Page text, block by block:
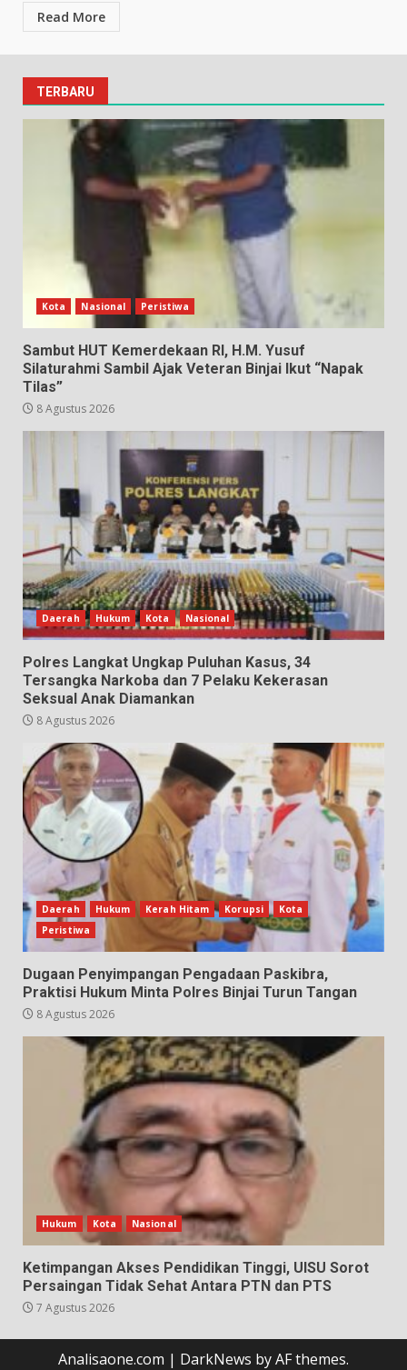
Read More
TERBARU
Kota Nasional Peristiwa
Sambut HUT Kemerdekaan RI, H.M. Yusuf
Silaturahmi Sambil Ajak Veteran Binjai Ikut “Napak
Tilas”
8 Agustus 2026
Daerah Hukum Kota Nasional
Polres Langkat Ungkap Puluhan Kasus, 34
Tersangka Narkoba dan 7 Pelaku Kekerasan
Seksual Anak Diamankan
8 Agustus 2026
Daerah Hukum Kerah Hitam Korupsi
Kota
Peristiwa
Dugaan Penyimpangan Pengadaan Paskibra,
Praktisi Hukum Minta Polres Binjai Turun Tangan
8 Agustus 2026
Hukum Kota Nasional
Ketimpangan Akses Pendidikan Tinggi, UISU Sorot
Persaingan Tidak Sehat Antara PTN dan PTS
7 Agustus 2026
Analisaone.com | DarkNews by AF themes.